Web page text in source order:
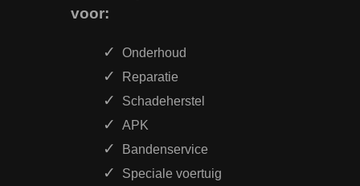
voor:
Onderhoud
Reparatie
Schadeherstel
APK
Bandenservice
Speciale voertuig